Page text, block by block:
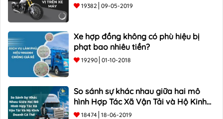
19382 09-05-2019
Xe hợp đồng không có phù hiệu bị
phạt bao nhiêu tiền?
19290 01-10-2018
So sánh sự khác nhau giữa hai mô
hình Hợp Tác Xã Vận Tải và Hộ Kinh
Doanh Cá Thể
18474 18-06-2019